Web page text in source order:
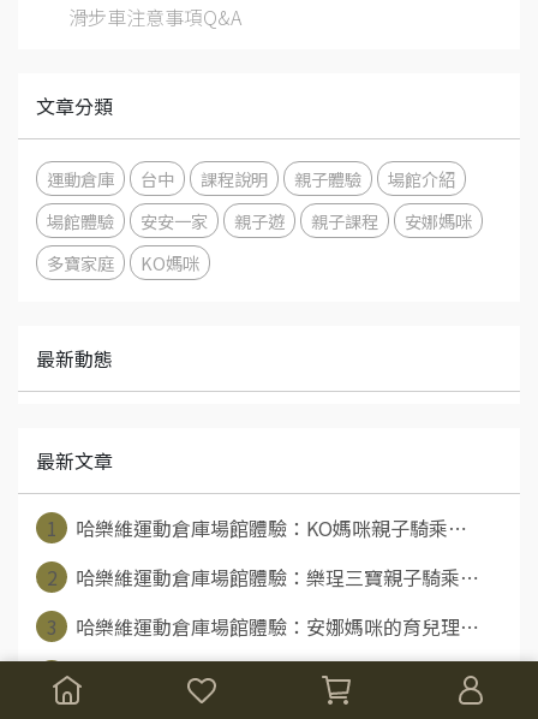
滑步車注意事項Q&A
文章分類
運動倉庫 台中 課程說明 親子體驗
場館介紹
場館體驗
安安一家 親子遊 親子課程
安娜媽咪
多寶家庭
KO媽咪
最新動態
最新文章
1
哈樂維運動倉庫場館體驗：KO媽咪親子騎乘⋯
2
哈樂維運動倉庫場館體驗：樂珵三寶親子騎乘⋯
3
哈樂維運動倉庫場館體驗：安娜媽咪的育兒理⋯
哈樂維運動倉庫場館體驗：安安一家親子騎乘⋯